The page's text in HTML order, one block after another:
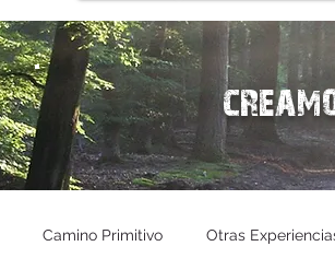
Camino Primitivo Otras